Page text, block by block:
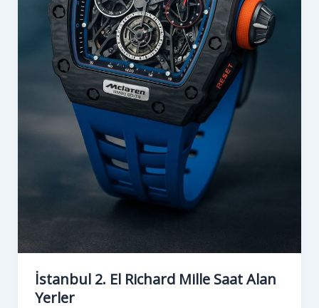
İstanbul 2. El Richard Mille Saat Alan
Yerler